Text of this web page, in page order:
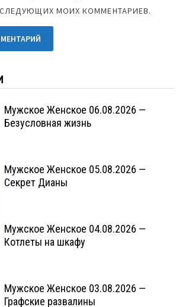
МОИХ КОММЕНТАРИЕВ.
Мужское Женское 06.08.2026 —
Безусловная жизнь
Мужское Женское 05.08.2026 —
Секрет Дианы
Мужское Женское 04.08.2026 —
Котлеты на шкафу
Мужское Женское 03.08.2026 —
Графские развалины